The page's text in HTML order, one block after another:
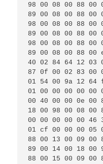
98 00 08 00 88 00
89 00 08 00 88 00
98 00 08 00 88 00
89 00 08 00 88 00
98 00 08 00 88 00
89 00 08 00 88 00
40 02 84 64 12 03
87 0f 00 02 83 00
01 54 00 9a 12 64
01 00 00 00 00 00
00 40 00 00 0e 00
18 00 98 00 08 00
00 00 00 00 00 46
01 cf 00 00 00 05
88 00 13 00 09 00
89 00 14 00 18 00
88 00 15 00 09 00